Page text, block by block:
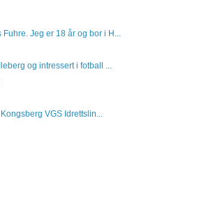
Jeg er 18 år og bor i H...
og intressert i fotball ...
VGS Idrettslin...